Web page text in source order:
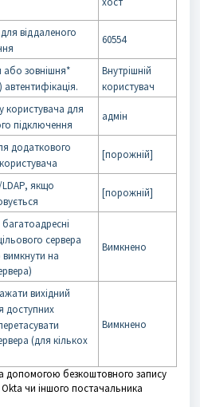
віддаленого
60554
або зовнішня*
автентифікація.
Внутрішній
користувач
користувача для
підключення
адмін
додаткового
[порожній]
якщо
[порожній]
сервера
на
Вимкнено
вихідний
доступних
(для кількох
Вимкнено
допомогою безкоштовного запису
чи іншого постачальника